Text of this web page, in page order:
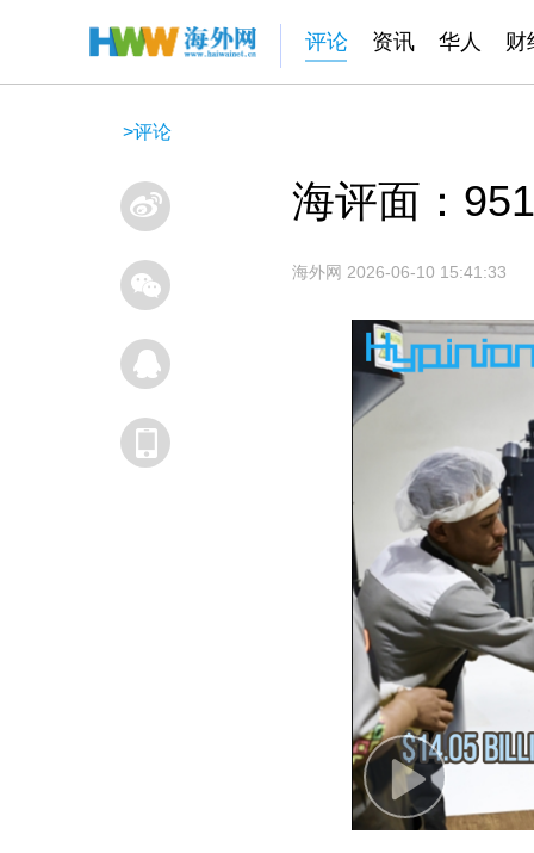
评论 资讯 华人 财
>评论
海评面：
海外网 2026-06-10 15:41:33
P
l